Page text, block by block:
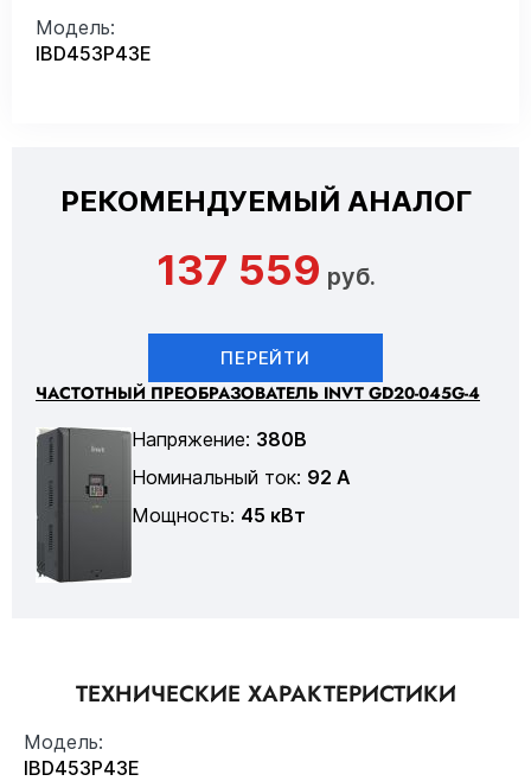
Модель:
IBD453P43E
РЕКОМЕНДУЕМЫЙ АНАЛОГ
137 559 руб.
ПЕРЕЙТИ
ЧАСТОТНЫЙ ПРЕОБРАЗОВАТЕЛЬ INVT GD20-045G-4
Напряжение: 380В
Номинальный ток: 92 А
Мощность: 45 кВт
ТЕХНИЧЕСКИЕ ХАРАКТЕРИСТИКИ
Модель:
IBD453P43E